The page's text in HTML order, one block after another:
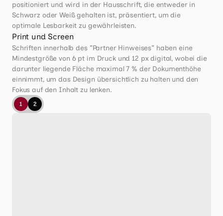
positioniert und wird in der Hausschrift, die entweder in
Schwarz oder Weiß gehalten ist, präsentiert, um die
optimale Lesbarkeit zu gewährleisten.
Print und Screen
Schriften innerhalb des "Partner Hinweises" haben eine
Mindestgröße von 6 pt im Druck und 12 px digital, wobei die
darunter liegende Fläche maximal 7 % der Dokumenthöhe
einnimmt, um das Design übersichtlich zu halten und den
Fokus auf den Inhalt zu lenken.
1 2